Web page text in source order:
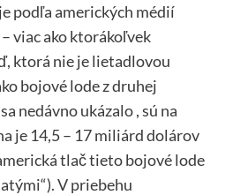
podľa amerických médií
viac ako ktorákoľvek
ktorá nie je lietadlovou
bojové lode z druhej
nedávno ukázalo , sú na
je 14,5 – 17 miliárd dolárov
tlač tieto bojové lode
V priebehu